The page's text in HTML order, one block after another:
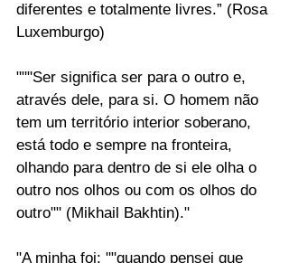
diferentes e totalmente livres.” (Rosa
Luxemburgo)
"""Ser significa ser para o outro e,
através dele, para si. O homem não
tem um território interior soberano,
está todo e sempre na fronteira,
olhando para dentro de si ele olha o
outro nos olhos ou com os olhos do
outro"" (Mikhail Bakhtin)."
"A minha foi: ""quando pensei que